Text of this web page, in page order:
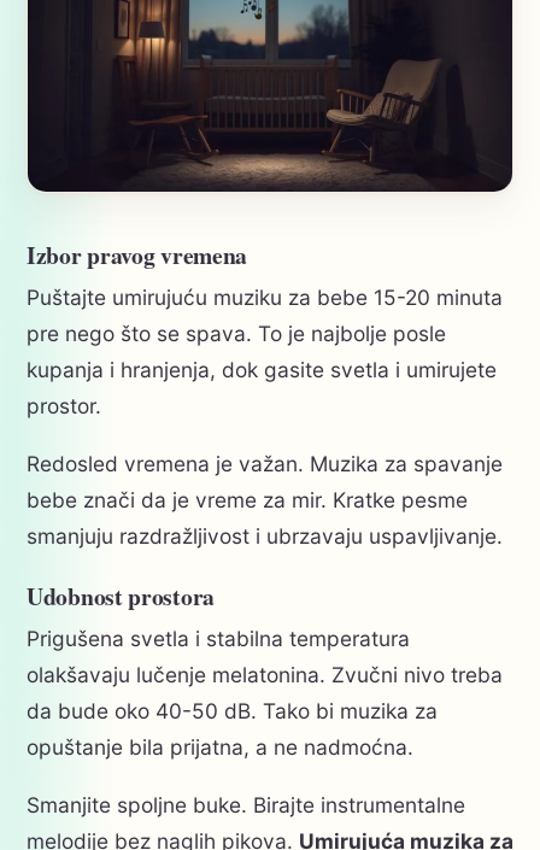
Izbor pravog vremena
Puštajte umirujuću muziku za bebe 15-20 minuta
pre nego što se spava. To je najbolje posle
kupanja i hranjenja, dok gasite svetla i umirujete
prostor.
Redosled vremena je važan. Muzika za spavanje
bebe znači da je vreme za mir. Kratke pesme
smanjuju razdražljivost i ubrzavaju uspavljivanje.
Udobnost prostora
Prigušena svetla i stabilna temperatura
olakšavaju lučenje melatonina. Zvučni nivo treba
da bude oko 40-50 dB. Tako bi muzika za
opuštanje bila prijatna, a ne nadmoćna.
Smanjite spoljne buke. Birajte instrumentalne
melodije bez naglih pikova. Umirujuća muzika za